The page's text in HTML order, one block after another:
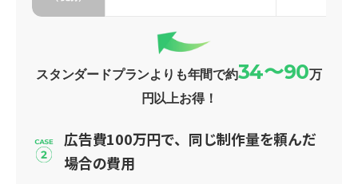
スタンダードプランよりも年間で約34〜90万
円以上お得！
広告費100万円で、同じ制作量を頼んだ
場合の費用